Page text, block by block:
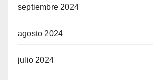
septiembre 2024
agosto 2024
julio 2024